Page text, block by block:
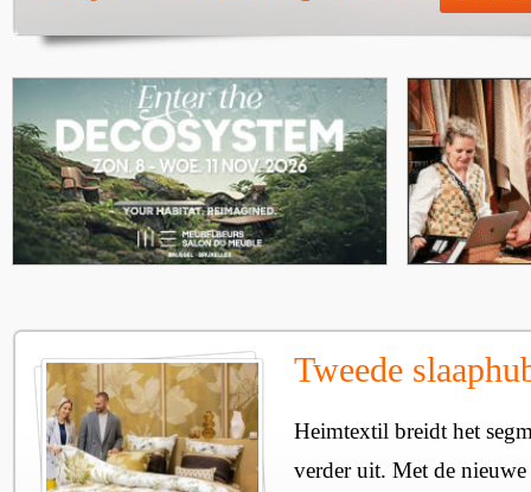
Tweede
Heimtextil breidt het
verder uit. Met de